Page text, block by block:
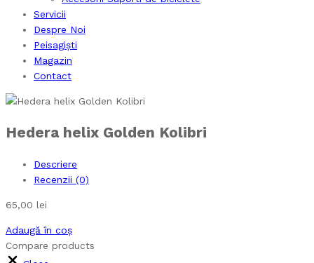
Servicii
Despre Noi
Peisagiști
Magazin
Contact
Hedera helix Golden Kolibri
Descriere
Recenzii (0)
65,00 lei
Adaugă în coș
Compare products